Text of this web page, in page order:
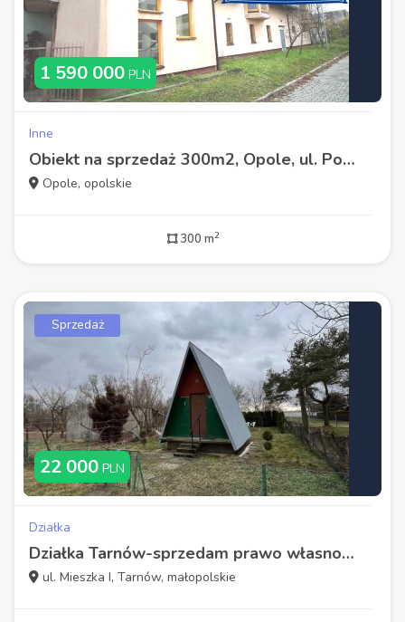
1 590 000 PLN
Inne
Obiekt na sprzedaż 300m2, Opole, ul. Pomorska
Opole, opolskie
300 m2
Sprzedaż
22 000 PLN
Działka
Działka Tarnów-sprzedam prawo własności
ul. Mieszka I, Tarnów, małopolskie